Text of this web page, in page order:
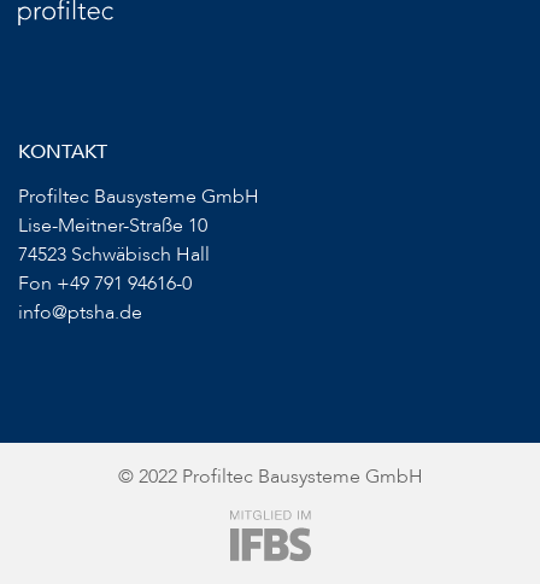
KONTAKT
Profiltec Bausysteme GmbH
Lise-Meitner-Straße 10
74523 Schwäbisch Hall
Fon +49 791 94616-0
info@ptsha.de
© 2022 Profiltec Bausysteme GmbH